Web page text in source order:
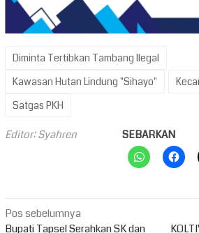
Diminta Tertibkan Tambang Ilegal
Kawasan Hutan Lindung "Sihayo"
Satgas PKH
Editor: Syahren SEBARKAN
Navigasi
Pos sebelumnya
Bupati Tapsel Serahkan SK dan